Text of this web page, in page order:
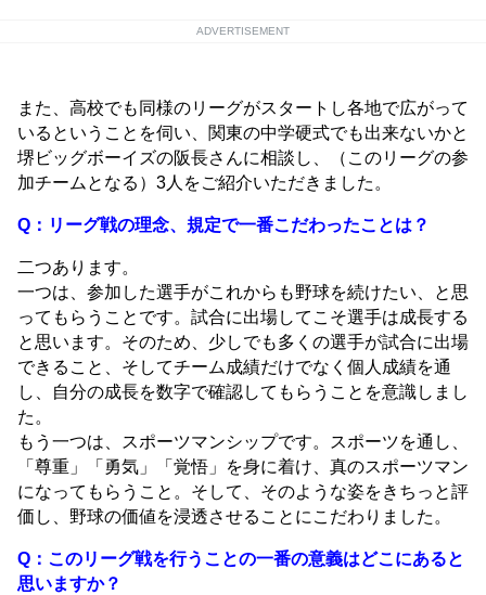
ADVERTISEMENT
また、高校でも同様のリーグがスタートし各地で広がって
いるということを伺い、関東の中学硬式でも出来ないかと
堺ビッグボーイズの阪長さんに相談し、（このリーグの参
加チームとなる）3人をご紹介いただきました。
Q：リーグ戦の理念、規定で一番こだわったことは？
二つあります。
一つは、参加した選手がこれからも野球を続けたい、と思
ってもらうことです。試合に出場してこそ選手は成長する
と思います。そのため、少しでも多くの選手が試合に出場
できること、そしてチーム成績だけでなく個人成績を通
し、自分の成長を数字で確認してもらうことを意識しまし
た。
もう一つは、スポーツマンシップです。スポーツを通し、
「尊重」「勇気」「覚悟」を身に着け、真のスポーツマン
になってもらうこと。そして、そのような姿をきちっと評
価し、野球の価値を浸透させることにこだわりました。
Q：このリーグ戦を行うことの一番の意義はどこにあると
思いますか？